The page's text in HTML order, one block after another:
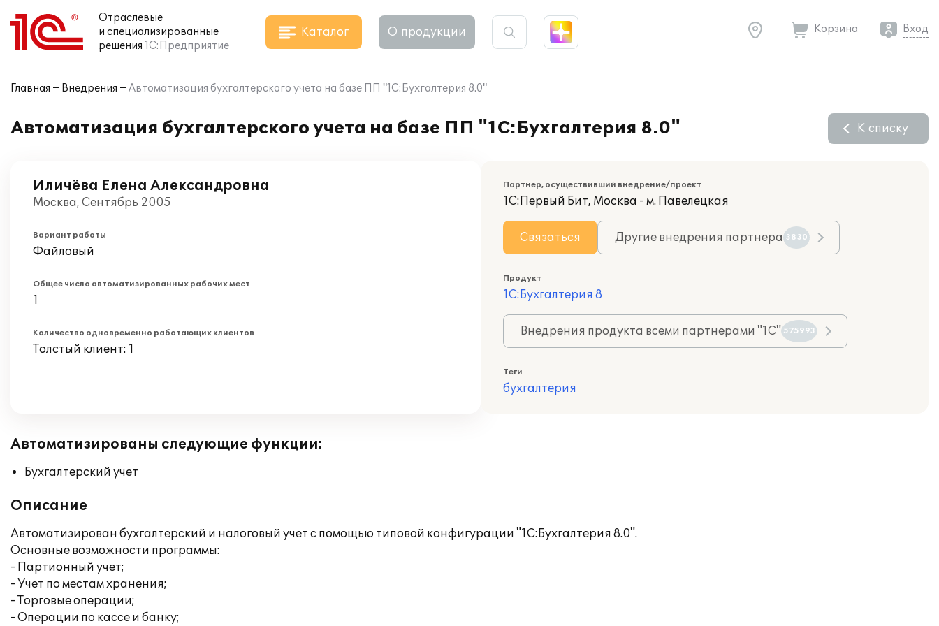
Отраслевые
и специализированные
решения 1С:Предприятие
Каталог О продукции Корзина Вход
Главная Внедрения Автоматизация бухгалтерского учета на базе ПП "1С:Бухгалтерия 8.0"
Автоматизация бухгалтерского учета на базе ПП "1С:Бухгалтерия 8.0" К списку
Иличёва Елена Александровна
Москва, Сентябрь 2005
Вариант работы
Файловый
Общее число автоматизированных рабочих мест
1
Количество одновременно работающих клиентов
Толстый клиент: 1
Партнер, осуществивший внедрение/проект
1С:Первый Бит, Москва - м. Павелецкая
Связаться Другие внедрения партнера 3830
Продукт
1С:Бухгалтерия 8
Внедрения продукта всеми партнерами "1С" 575993
Теги
бухгалтерия
Автоматизированы следующие функции:
Бухгалтерский учет
Описание
Автоматизирован бухгалтерский и налоговый учет с помощью типовой конфигурации "1С:Бухгалтерия 8.0".
Основные возможности программы:
- Партионный учет;
- Учет по местам хранения;
- Торговые операции;
- Операции по кассе и банку;